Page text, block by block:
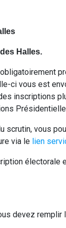
Halles.
ci vous est
inscriptions
scrutin, vous
via le lien
électorale
devez remplir